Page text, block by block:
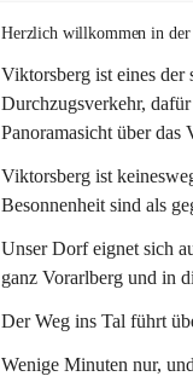
Herzlich willkommen in der
Viktorsberg ist eines
Durchzugsverkehr,
Panoramasicht über
Viktorsberg ist
Besonnenheit sind als
Unser Dorf eignet sich
ganz Vorarlberg und in
Der Weg ins Tal führt
Wenige Minuten nur,